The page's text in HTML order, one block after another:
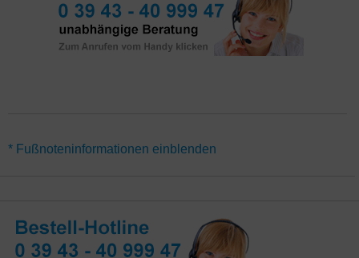
*Den Tarif M-net Surf-Flat Young 100 nutzen Sie ohne
Augsburg, Erlangen, Würzburg und einigen anderen Teilbereichen
des M-net Netzes verfügbar. In den restlichen Orten des
* Fußnoteninformationen einblenden